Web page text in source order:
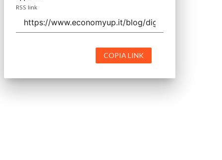
RSS link
COPIA LINK